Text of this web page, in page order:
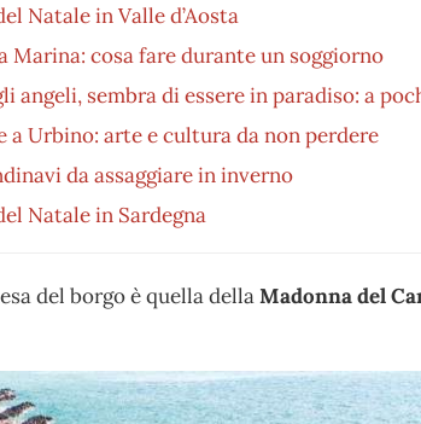
Natale in Valle d’Aosta
Marina: cosa fare durante un soggiorno
angeli, sembra di essere in paradiso: a
a Urbino: arte e cultura da non perdere
da assaggiare in inverno
Natale in Sardegna
del borgo è quella dellaMadonna del